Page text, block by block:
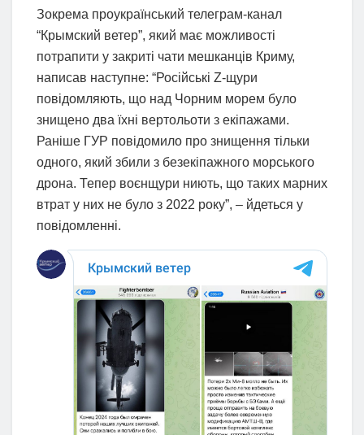
Зокрема проукраїнський телеграм-канал
“Крымский ветер”, який має можливості
потрапити у закриті чати мешканців Криму,
написав наступне: “Російські Z-щури
повідомляють, що над Чорним морем було
знищено два їхні вертольоти з екіпажами.
Раніше ГУР повідомило про знищення тільки
одного, який збили з безекіпажного морського
дрона. Тепер воєнщури ниють, що таких марних
втрат у них не було з 2022 року”, – йдеться у
повідомленні.